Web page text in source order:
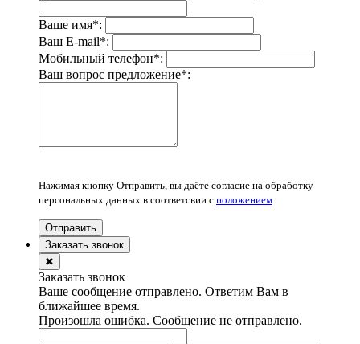
Ваше имя*:
Ваш E-mail*:
Мобильный телефон*:
Ваш вопрос предложение*:
Нажимая кнопку Отправить, вы даёте согласие на обработку
персональных данных в соответсвии с положением
Отправить
Заказать звонок
✖
Заказать звонок
Ваше сообщение отправлено. Ответим Вам в
ближайшее время.
Произошла ошибка. Сообщение не отправлено.